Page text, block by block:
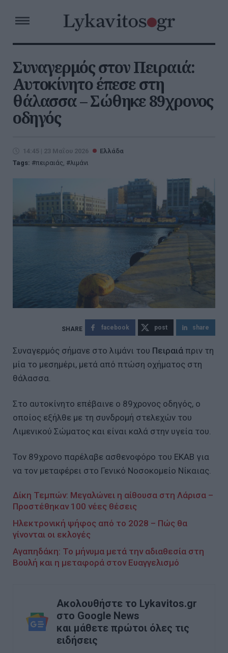
Συναγερμός στον Πειραιά:
Αυτοκίνητο έπεσε στη
θάλασσα – Σώθηκε 89χρονος
οδηγός
14:45 | 23 Μαΐου 2026
Ελλάδα
Tags:
πειραιάς, λιμάνι
facebook post share
Συναγερμός σήμανε στο λιμάνι του Πειραιά πριν τη
μία το μεσημέρι, μετά από πτώση οχήματος στη
θάλασσα.
Στο αυτοκίνητο επέβαινε ο 89χρονος οδηγός, ο
οποίος εξήλθε με τη συνδρομή στελεχών του
Λιμενικού Σώματος και είναι καλά στην υγεία του.
Τον 89χρονο παρέλαβε ασθενοφόρο του ΕΚΑΒ για
να τον μεταφέρει στο Γενικό Νοσοκομείο Νίκαιας.
Δίκη Τεμπών: Μεγαλώνει η αίθουσα στη Λάρισα –
Προστέθηκαν 100 νέες θέσεις
Ηλεκτρονική ψήφος από το 2028 – Πώς θα
γίνονται οι εκλογές
Αγαπηδάκη: Το μήνυμα μετά την αδιαθεσία στη
Βουλή και η μεταφορά στον Ευαγγελισμό
Ακολουθήστε το Lykavitos.gr
στο Google News
και μάθετε πρώτοι όλες τις
ειδήσεις